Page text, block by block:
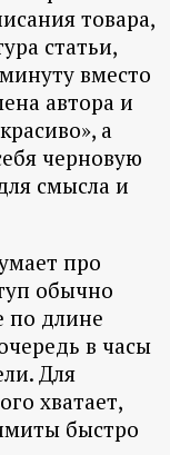
товара,
статьи,
вместо
автора и
а
черновую
смысла и
про
обычно
по длине
в часы
Для
хватает,
быстро